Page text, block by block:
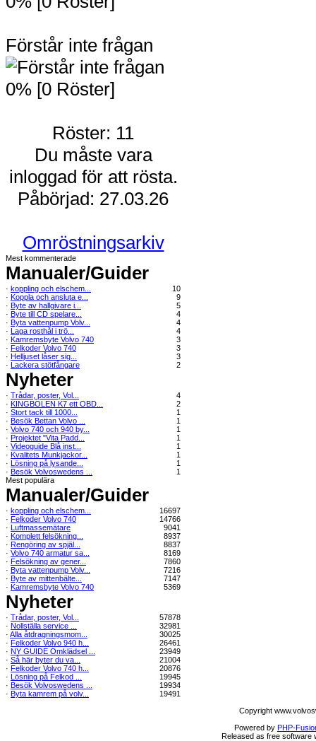
Förstår inte frågan
0% [0 Röster]
Röster: 11
Du måste vara
inloggad för att rösta.
Påbörjad: 27.03.26
Omröstningsarkiv
Mest kommenterade
Manualer/Guider
· koppling och elschem...
10
· Koppla och ansluta e...
9
· Byte av hallgivare i...
5
· Byte till CD spelare...
4
· Byta vattenpump Volv...
4
· Laga rosthål i trö...
4
· Kamremsbyte Volvo 740
3
· Felkoder Volvo 740
3
· Helljuset låser sig...
3
· Lackera stötfångare 2
Nyheter
· Trådar, poster, Vol...
4
· KINGBOLEN K7 ett OBD...
2
· Stort tack till 1000...
1
· Besök Bettan Volvo ...
1
· Volvo 740 och 940 by...
1
· Projektet "Vita Padd...
1
· Videoguide Blå inst...
1
· Kvalitets Munkjackor...
1
· Lösning på lysande...
1
· Besök Volvoswedens ...
1
Mest populära
Manualer/Guider
· koppling och elschem...
16697
· Felkoder Volvo 740
14766
· Luftmassemätare
9041
· Komplett felsökning...
8937
· Rengöring av spjäl...
8837
· Volvo 740 armatur sa...
8169
· Felsökning av gener...
7860
· Byta vattenpump Volv...
7216
· Byte av mittenbälte...
7147
· Kamremsbyte Volvo 740 5369
Nyheter
· Trådar, poster, Vol...
57878
· Nollställa service ...
32981
· Alla åtdragningsmom...
30025
· Felkoder Volvo 940 h...
26461
· NY GUIDE Omklädsel ...
23949
· Så här byter du va...
21004
· Felkoder Volvo 740 h...
20876
· Lösning på Felkod ...
19945
· Besök Volvoswedens ...
19934
· Byta kamrem på volv...
19491
Copyright
Powered by PHP-
Released as free software